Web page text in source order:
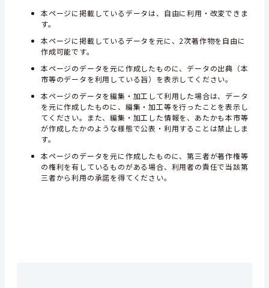
本ページに掲載しているデータは、自由に利用・改変できま
す。
本ページに掲載しているデータを元に、2次著作物を自由に
作成可能です。
本ページのデータを元に作成したものに、データの出典（本
市等のデータを利用している旨）を表示してください。
本ページのデータを編集・加工して利用した場合は、データ
を元に作成したものに、編集・加工等を行ったことを表示し
てください。また、編集・加工した情報を、あたかも本市等
が作成したかのような様態で公表・利用することは禁止しま
す。
本ページのデータを元に作成したものに、第三者が著作権等
の権利を有しているものがある場合、利用者の責任で当該第
三者から利用の承諾を得てください。